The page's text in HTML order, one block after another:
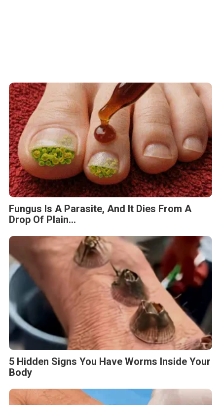
Fungus Is A Parasite, And It Dies From A
Drop Of Plain...
5 Hidden Signs You Have Worms Inside Your
Body